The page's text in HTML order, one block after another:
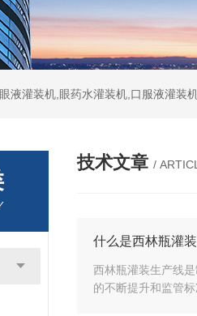
液灌装机,眼药水灌装机,口服液灌装
技术文章 /
什么是西林瓶灌
西林瓶灌装生产线
的不断提升和监管